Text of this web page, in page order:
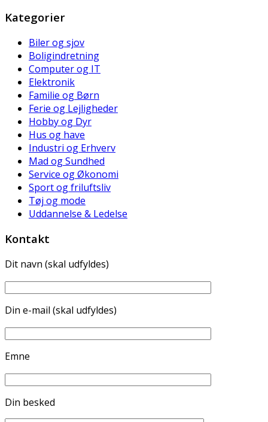
Kategorier
Biler og sjov
Boligindretning
Computer og IT
Elektronik
Familie og Børn
Ferie og Lejligheder
Hobby og Dyr
Hus og have
Industri og Erhverv
Mad og Sundhed
Service og Økonomi
Sport og friluftsliv
Tøj og mode
Uddannelse & Ledelse
Kontakt
Dit navn (skal udfyldes)
Din e-mail (skal udfyldes)
Emne
Din besked